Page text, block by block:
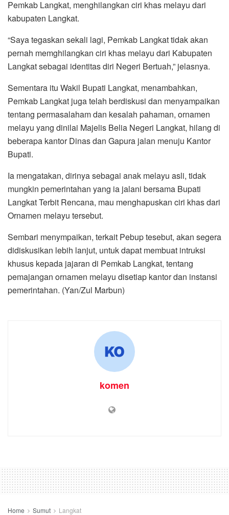
Pemkab Langkat, menghilangkan ciri khas melayu dari
kabupaten Langkat.
“Saya tegaskan sekali lagi, Pemkab Langkat tidak akan
pernah memghilangkan ciri khas melayu dari Kabupaten
Langkat sebagai identitas diri Negeri Bertuah,” jelasnya.
Sementara itu Wakil Bupati Langkat, menambahkan,
Pemkab Langkat juga telah berdiskusi dan menyampaikan
tentang permasalaham dan kesalah pahaman, ornamen
melayu yang dinilai Majelis Belia Negeri Langkat, hilang di
beberapa kantor Dinas dan Gapura jalan menuju Kantor
Bupati.
Ia mengatakan, dirinya sebagai anak melayu asli, tidak
mungkin pemerintahan yang ia jalani bersama Bupati
Langkat Terbit Rencana, mau menghapuskan ciri khas dari
Ornamen melayu tersebut.
Sembari menympaikan, terkait Pebup tesebut, akan segera
didiskusikan lebih lanjut, untuk dapat membuat intruksi
khusus kepada jajaran di Pemkab Langkat, tentang
pemajangan ornamen melayu disetiap kantor dan instansi
pemerintahan. (Yan/Zul Marbun)
komen
Home Sumut Langkat